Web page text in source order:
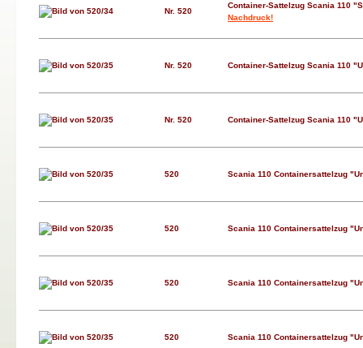
Nr. 520
Container-Sattelzug Scania 110
Nachdruck!
Nr. 520 Container-Sattelzug Scania 110
Nr. 520 Container-Sattelzug Scania 110
520 Scania 110 Containersattelzug
520 Scania 110 Containersattelzug
520 Scania 110 Containersattelzug
520 Scania 110 Containersattelzug